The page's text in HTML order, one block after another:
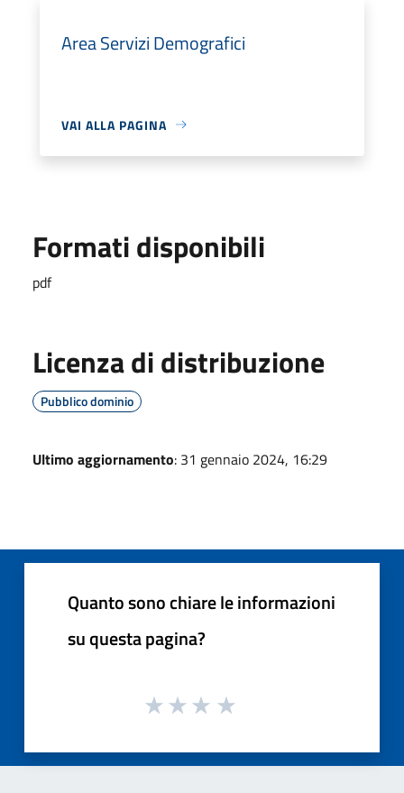
Area Servizi Demografici
VAI ALLA PAGINA
Formati disponibili
pdf
Licenza di distribuzione
Pubblico dominio
Ultimo aggiornamento: 31 gennaio 2024, 16:29
Quanto sono chiare le informazioni
su questa pagina?